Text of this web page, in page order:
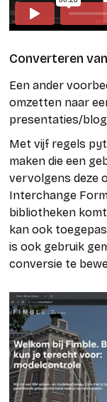
Converteren
Een ander
omzetten naar
presentaties/
Met vijf regels
maken die een
vervolgens deze
Interchange
bibliotheken
kan ook
is ook gebruik
conversie te